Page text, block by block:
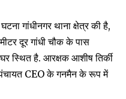
गांधीनगर थाना क्षेत्र की है,
दूर गांधी चौक के पास
स्थित है. आरक्षक आशीष तिर्की
CEO के गनमैन के रूप में